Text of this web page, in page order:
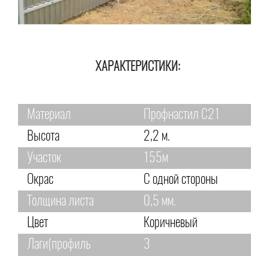
ХАРАКТЕРИСТИКИ:
Материал
Профнастил С21
Высота
2,2 м.
Участок
155м
Окрас
С одной стороны
Толщина листа
0,5 мм.
Цвет
Коричневый
Лаги(профиль
3